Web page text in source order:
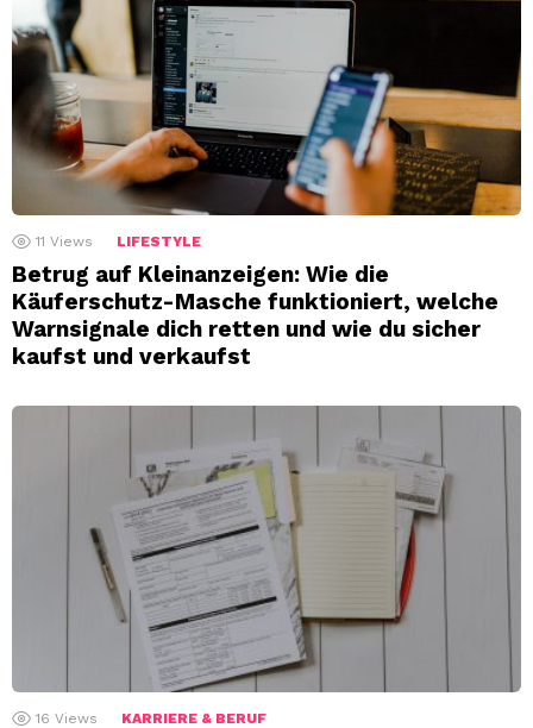
11 Views LIFESTYLE
Betrug auf Kleinanzeigen: Wie die
Käuferschutz-Masche funktioniert, welche
Warnsignale dich retten und wie du sicher
kaufst und verkaufst
16 Views KARRIERE & BERUF